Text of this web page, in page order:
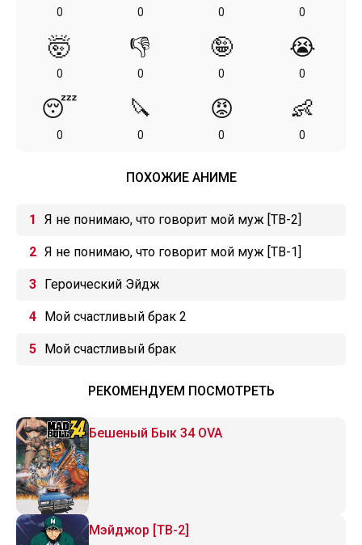
0 0 0 0
🤯
0
👎
0
🤪
0
😭
0
😴
0
🔪
0
😡
0
👶
0
ПОХОЖИЕ АНИМЕ
Я не понимаю, что говорит мой муж [ТВ-2]
Я не понимаю, что говорит мой муж [ТВ-1]
Героический Эйдж
Мой счастливый брак 2
Мой счастливый брак
РЕКОМЕНДУЕМ ПОСМОТРЕТЬ
Бешеный Бык 34 OVA
Мэйджор [ТВ-2]